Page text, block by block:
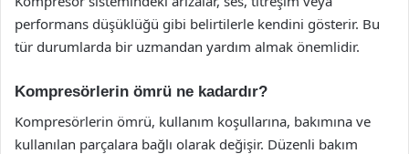
performans düşüklüğü gibi belirtilerle kendini gösterir. Bu
tür durumlarda bir uzmandan yardım almak önemlidir.
Kompresörlerin ömrü ne kadardır?
Kompresörlerin ömrü, kullanım koşullarına, bakımına ve
kullanılan parçalara bağlı olarak değişir. Düzenli bakım